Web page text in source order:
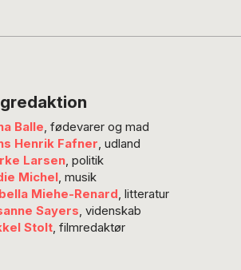
er…
Balle, fødevarer og mad
Henrik Fafner, udland
Larsen, politik
Michel, musik
Miehe-Renard, litteratur
Sayers, videnskab
Stolt, filmredaktør